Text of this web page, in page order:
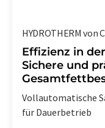
HYDROTHERM von
Effizienz in
Sichere und
Vollautomatische
für Dauerbetrieb